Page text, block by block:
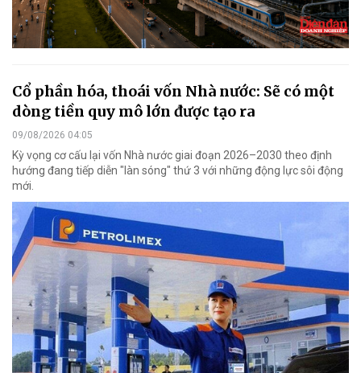
Cổ phần hóa, thoái vốn Nhà nước: Sẽ có một
dòng tiền quy mô lớn được tạo ra
09/08/2026 04:05
Kỳ vọng cơ cấu lại vốn Nhà nước giai đoạn 2026–2030 theo định
hướng đang tiếp diễn "làn sóng" thứ 3 với những động lực sôi động
mới.